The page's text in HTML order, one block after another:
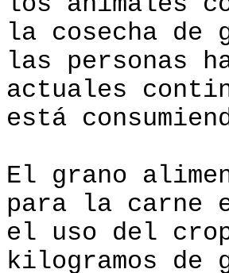
la cosecha de
las personas
actuales
está
El grano
para la carne
el uso del
kilogramos de